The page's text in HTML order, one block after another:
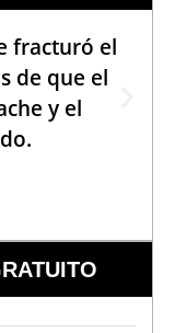
fracturó el
de que el
y el